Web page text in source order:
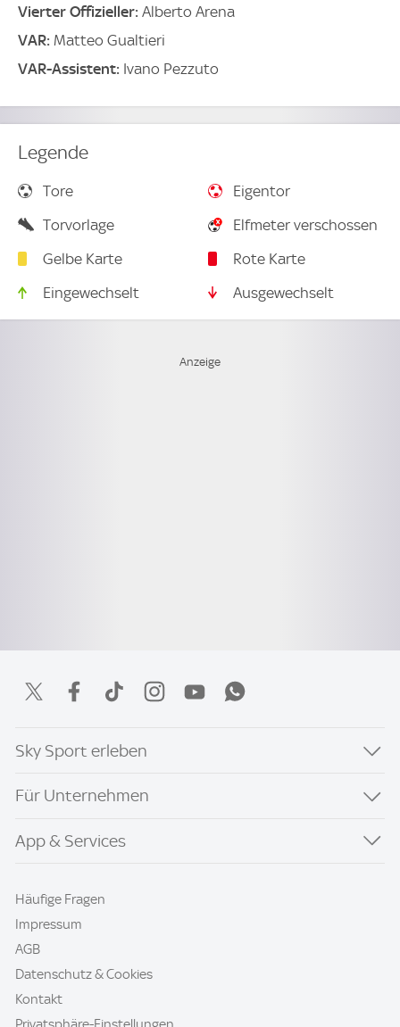
Vierter Offizieller: Alberto Arena
VAR: Matteo Gualtieri
VAR-Assistent: Ivano Pezzuto
Legende
Tore
Eigentor
Torvorlage
Elfmeter verschossen
Gelbe Karte
Rote Karte
Eingewechselt
Ausgewechselt
Sky Sport erleben
Für Unternehmen
App & Services
Häufige Fragen
Impressum
AGB
Datenschutz & Cookies
Kontakt